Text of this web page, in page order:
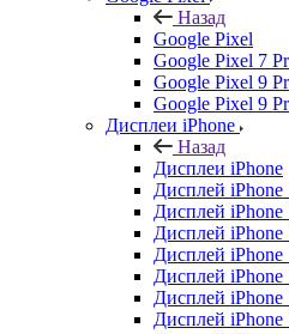
Назад
Google Pixel
Google Pixel 7
Google Pixel 9
Google Pixel 9
Дисплеи iPhone
Назад
Дисплеи iPhone
Дисплей iPhone
Дисплей iPhone
Дисплей iPhone
Дисплей iPhone
Дисплей iPhone
Дисплей iPhone
Дисплей iPhone